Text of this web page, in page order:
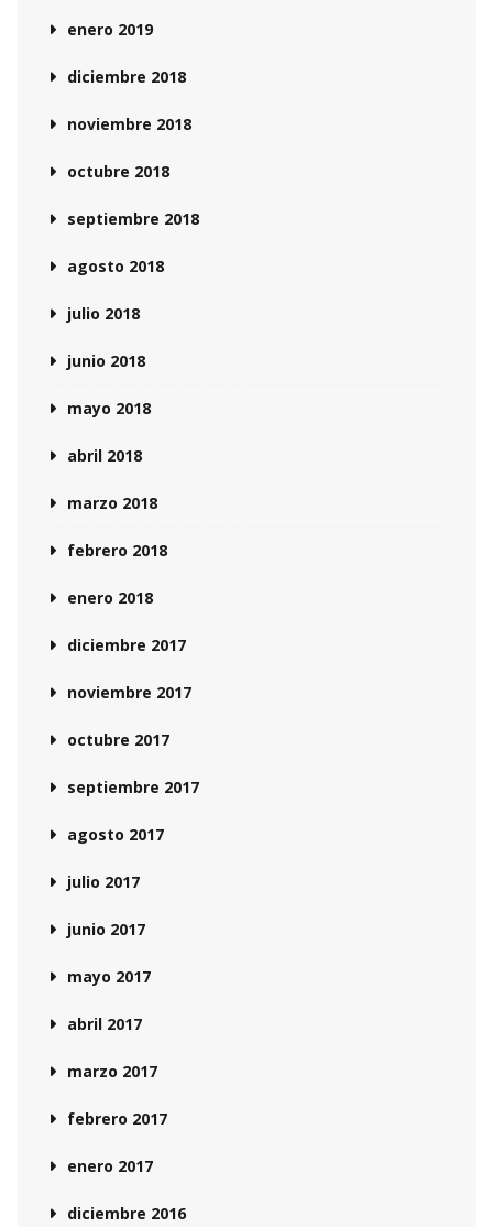
enero 2019
diciembre 2018
noviembre 2018
octubre 2018
septiembre 2018
agosto 2018
julio 2018
junio 2018
mayo 2018
abril 2018
marzo 2018
febrero 2018
enero 2018
diciembre 2017
noviembre 2017
octubre 2017
septiembre 2017
agosto 2017
julio 2017
junio 2017
mayo 2017
abril 2017
marzo 2017
febrero 2017
enero 2017
diciembre 2016